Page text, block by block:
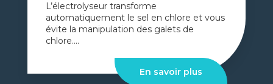
L’électrolyseur transforme
automatiquement le sel en chlore et vous
évite la manipulation des galets de
chlore....
En savoir plus